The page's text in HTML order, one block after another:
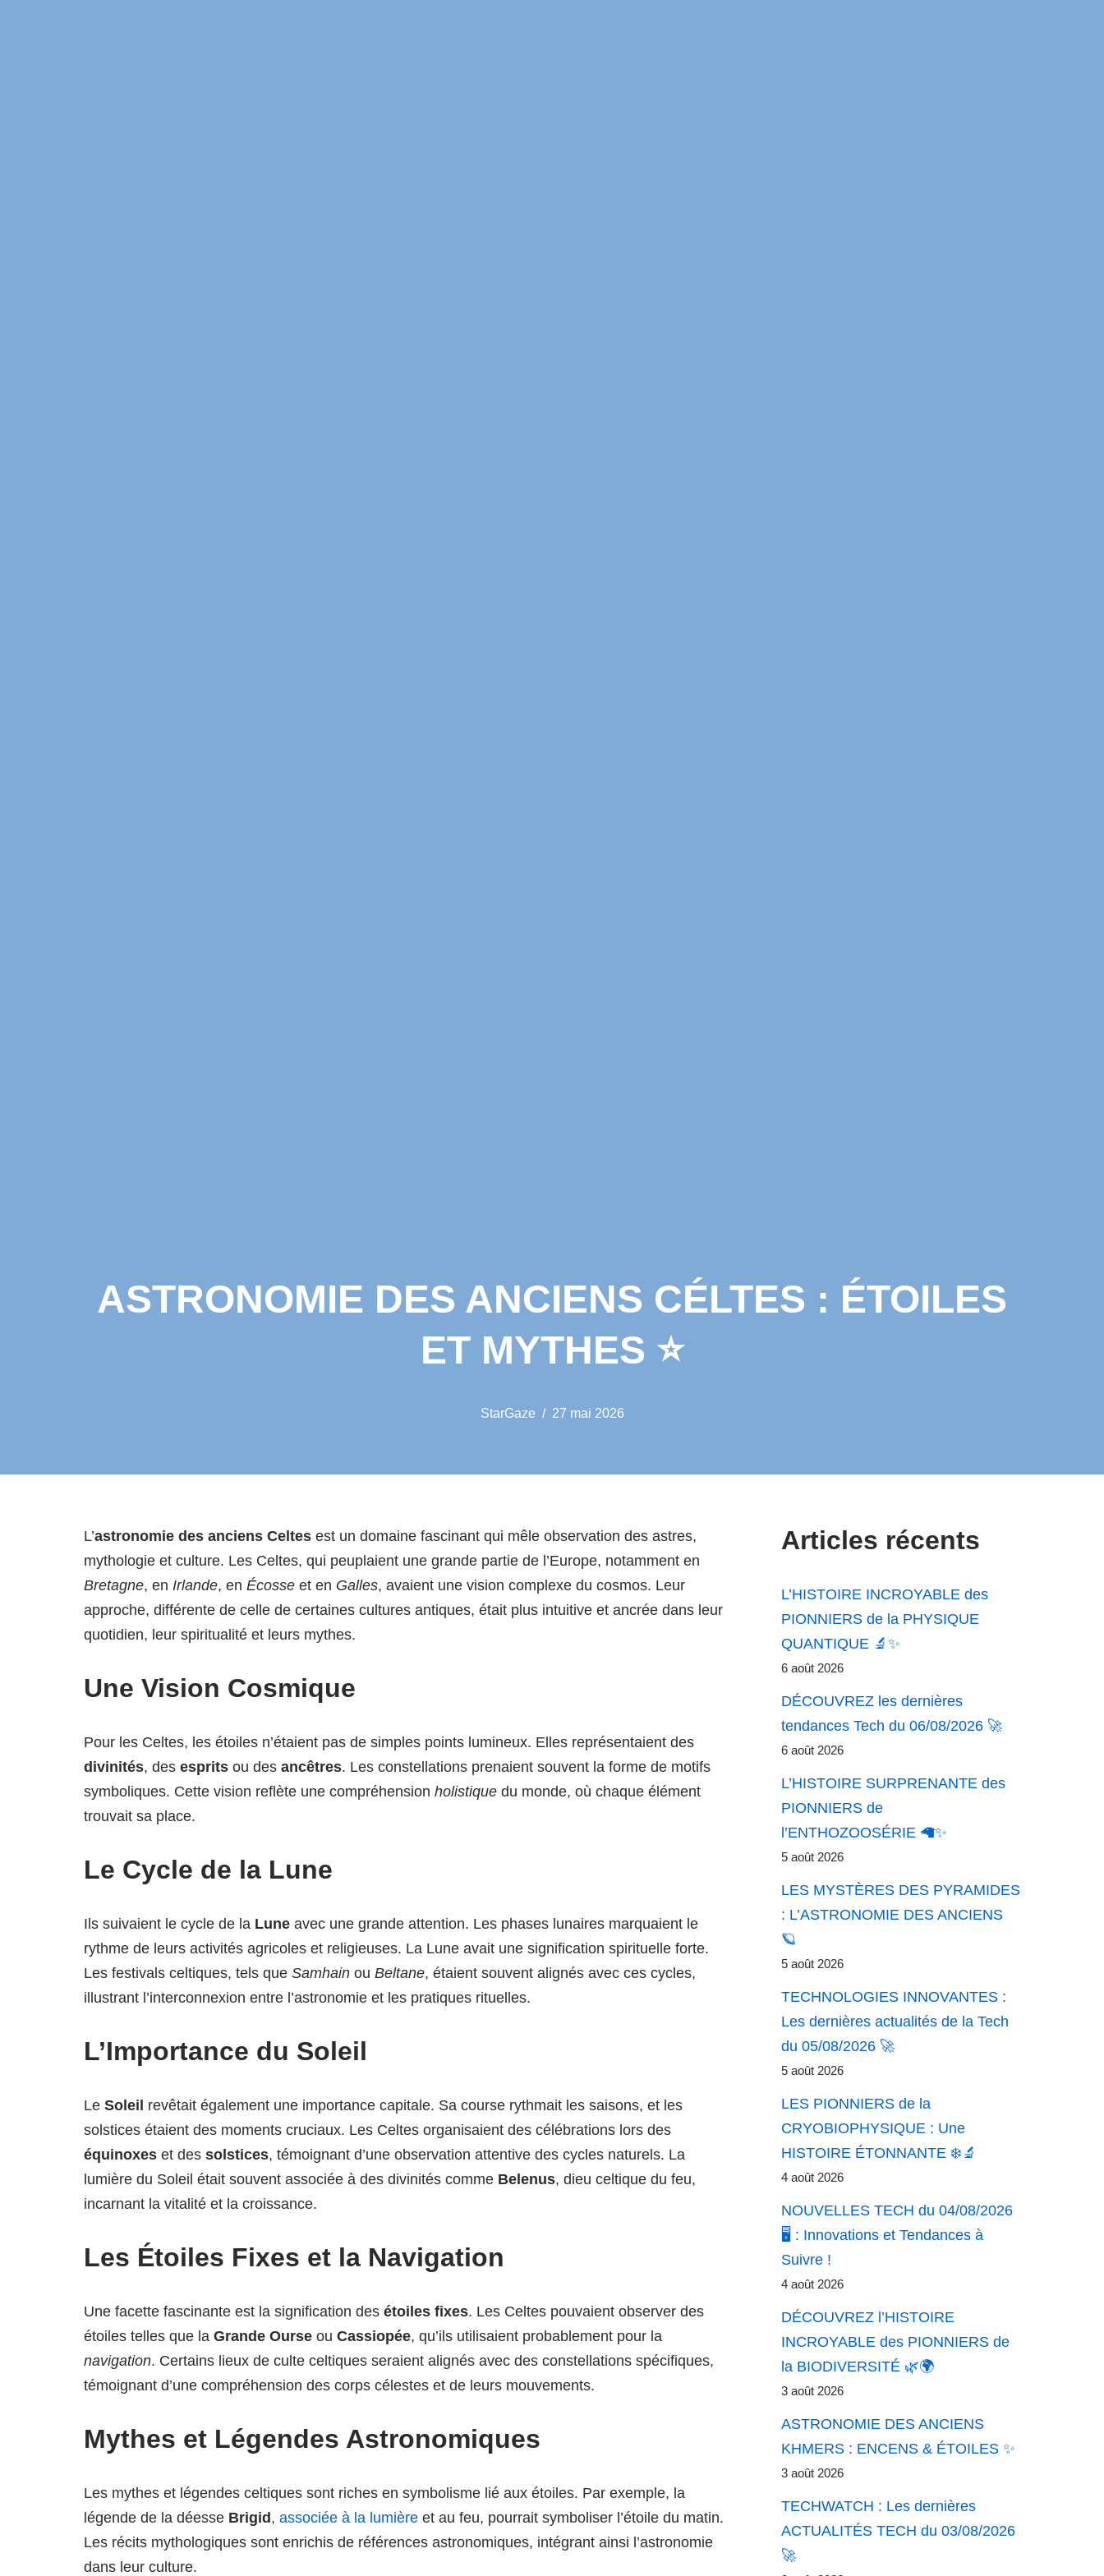
ASTRONOMIE DES ANCIENS CÉLTES : ÉTOILES
ET MYTHES ⭐️
StarGaze 27 mai 2026
L’astronomie des anciens Celtes est un domaine fascinant qui mêle observation des astres,
mythologie et culture. Les Celtes, qui peuplaient une grande partie de l’Europe, notamment en
Bretagne, en Irlande, en Écosse et en Galles, avaient une vision complexe du cosmos. Leur
approche, différente de celle de certaines cultures antiques, était plus intuitive et ancrée dans leur
quotidien, leur spiritualité et leurs mythes.
Une Vision Cosmique
Pour les Celtes, les étoiles n’étaient pas de simples points lumineux. Elles représentaient des
divinités, des esprits ou des ancêtres. Les constellations prenaient souvent la forme de motifs
symboliques. Cette vision reflète une compréhension holistique du monde, où chaque élément
trouvait sa place.
Le Cycle de la Lune
Ils suivaient le cycle de la Lune avec une grande attention. Les phases lunaires marquaient le
rythme de leurs activités agricoles et religieuses. La Lune avait une signification spirituelle forte.
Les festivals celtiques, tels que Samhain ou Beltane, étaient souvent alignés avec ces cycles,
illustrant l’interconnexion entre l’astronomie et les pratiques rituelles.
L’Importance du Soleil
Le Soleil revêtait également une importance capitale. Sa course rythmait les saisons, et les
solstices étaient des moments cruciaux. Les Celtes organisaient des célébrations lors des
équinoxes et des solstices, témoignant d’une observation attentive des cycles naturels. La
lumière du Soleil était souvent associée à des divinités comme Belenus, dieu celtique du feu,
incarnant la vitalité et la croissance.
Les Étoiles Fixes et la Navigation
Une facette fascinante est la signification des étoiles fixes. Les Celtes pouvaient observer des
étoiles telles que la Grande Ourse ou Cassiopée, qu’ils utilisaient probablement pour la
navigation. Certains lieux de culte celtiques seraient alignés avec des constellations spécifiques,
témoignant d’une compréhension des corps célestes et de leurs mouvements.
Mythes et Légendes Astronomiques
Les mythes et légendes celtiques sont riches en symbolisme lié aux étoiles. Par exemple, la
légende de la déesse Brigid, associée à la lumière et au feu, pourrait symboliser l’étoile du matin.
Les récits mythologiques sont enrichis de références astronomiques, intégrant ainsi l’astronomie
dans leur culture.
Articles récents
L’HISTOIRE INCROYABLE des
PIONNIERS de la PHYSIQUE
QUANTIQUE 🔬✨
6 août 2026
DÉCOUVREZ les dernières
tendances Tech du 06/08/2026 🚀
6 août 2026
L’HISTOIRE SURPRENANTE des
PIONNIERS de
l’ENTHOZOOSÉRIE 🦙✨
5 août 2026
LES MYSTÈRES DES PYRAMIDES
: L’ASTRONOMIE DES ANCIENS
🪐
5 août 2026
TECHNOLOGIES INNOVANTES :
Les dernières actualités de la Tech
du 05/08/2026 🚀
5 août 2026
LES PIONNIERS de la
CRYOBIOPHYSIQUE : Une
HISTOIRE ÉTONNANTE ❄️🔬
4 août 2026
NOUVELLES TECH du 04/08/2026
🖥️ : Innovations et Tendances à
Suivre !
4 août 2026
DÉCOUVREZ l’HISTOIRE
INCROYABLE des PIONNIERS de
la BIODIVERSITÉ 🌿🌍
3 août 2026
ASTRONOMIE DES ANCIENS
KHMERS : ENCENS & ÉTOILES ✨
3 août 2026
TECHWATCH : Les dernières
ACTUALITÉS TECH du 03/08/2026
🚀